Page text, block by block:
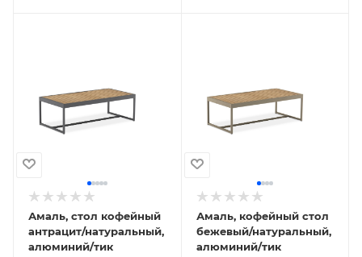
Амаль, стол кофейный
антрацит/натуральный,
алюминий/тик
Амаль, кофейный стол
бежевый/натуральный,
алюминий/тик